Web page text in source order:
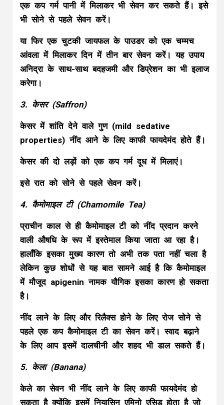
एक कप गर्म पानी में मिलाकर भी सेवन कर सकते हैं। इसे
भी सोने से पहले सेवन करें।
या फिर एक चुटकी जायफल के पाउडर को एक चम्मच
आंवला में मिलाकर दिन में तीन बार सेवन करें। यह उपाय
अनिद्रा के साथ-साथ बदहजमी और डिप्रेशन का भी इलाज
करेगा।
3. केसर (Saffron)
केसर में शांति देने वाले गुण (mild sedative
properties) नींद आने के लिए काफी फायदेमंद होते हैं।
केसर की दो लड़ों को एक कप गर्म दूध में मिलाएं।
इसे रात को सोने से पहले सेवन करें।
4. कैमोमाइल टी (Chamomile Tea)
प्राचीन काल से ही कैमोमाइल टी को नींद प्रदान करने
वाली औषधि के रूप में इस्तेमाल किया जाता आ रहा है।
हालाँकि इसका मुख्य कारण तो अभी तक पता नहीं चला है
लेकिन कुछ शोधों से यह बात सामने आई है कि कैमोमाइल
में मौजूद apigenin नामक यौगिक इसका कारण हो सकता
है।
नींद लाने के लिए और रिलैक्स होने के लिए रोज सोने से
पहले एक कप कैमोमाइल टी का सेवन करें। स्वाद बढ़ाने
के लिए आप इसमें दालचीनी और शहद भी डाल सकते हैं।
5. केला (Banana)
केले का सेवन भी नींद लाने के लिए काफी फायदेमंद हो
सकता है क्योंकि इसमें नियासिन एमिनो एसिड होता है जो